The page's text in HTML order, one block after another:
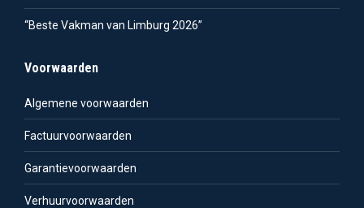
“Beste Vakman van Limburg 2026”
Voorwaarden
Algemene voorwaarden
Factuurvoorwaarden
Garantievoorwaarden
Verhuurvoorwaarden